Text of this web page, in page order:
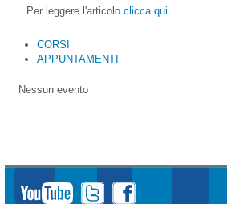
Per leggere l'articolo clicca qui.
CORSI
APPUNTAMENTI
Nessun evento